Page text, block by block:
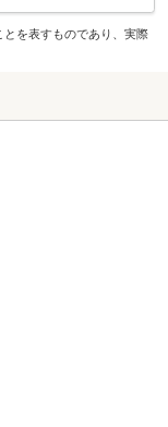
を表すものであり、実際